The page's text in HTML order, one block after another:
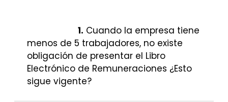
1. Cuando la empresa tiene
menos de 5 trabajadores, no existe
obligación de presentar el Libro
Electrónico de Remuneraciones ¿Esto
sigue vigente?